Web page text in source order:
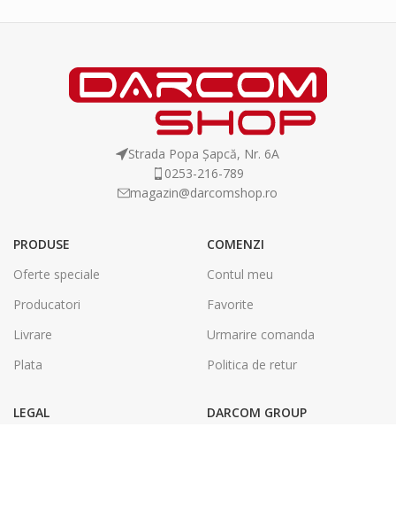
Strada Popa Șapcă, Nr. 6A
0253-216-789
magazin@darcomshop.ro
PRODUSE
Oferte speciale
Producatori
Livrare
Plata
COMENZI
Contul meu
Favorite
Urmarire comanda
Politica de retur
LEGAL
DARCOM GROUP